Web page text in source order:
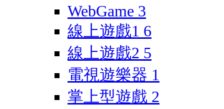
WebGame 3
線上遊戲1 6
線上遊戲2 5
電視遊樂器 1
掌上型遊戲 2